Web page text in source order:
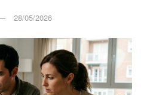
28/05/2026